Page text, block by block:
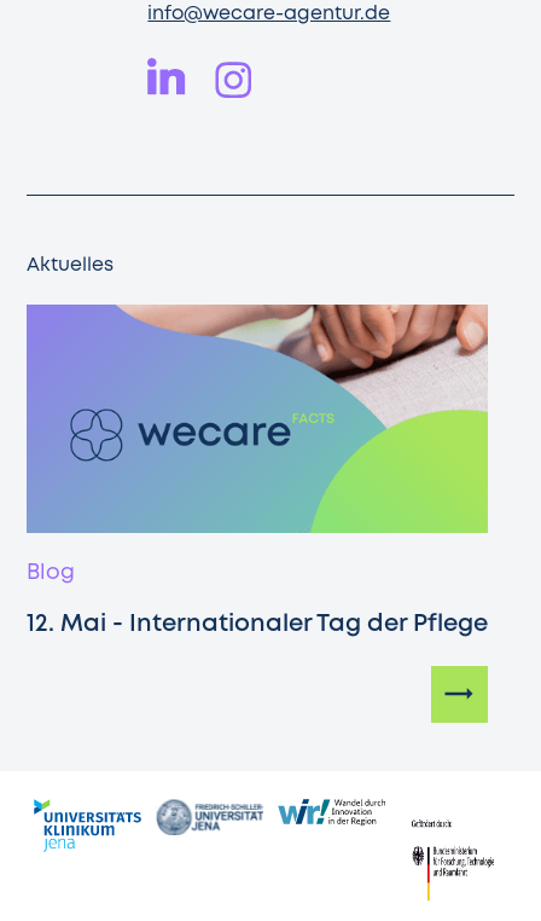
info@wecare-agentur.de
Aktuelles
Blog
12. Mai - Internationaler Tag der Pflege